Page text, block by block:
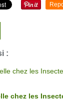
:
chez les